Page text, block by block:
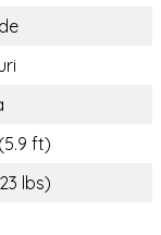
ft)
lbs)